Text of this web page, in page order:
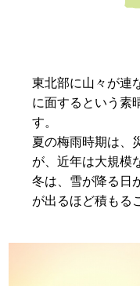
東北部に山々が連
に面するという素
す。
夏の梅雨時期は、
が、近年は大規模
冬は、雪が降る日
が出るほど積もる